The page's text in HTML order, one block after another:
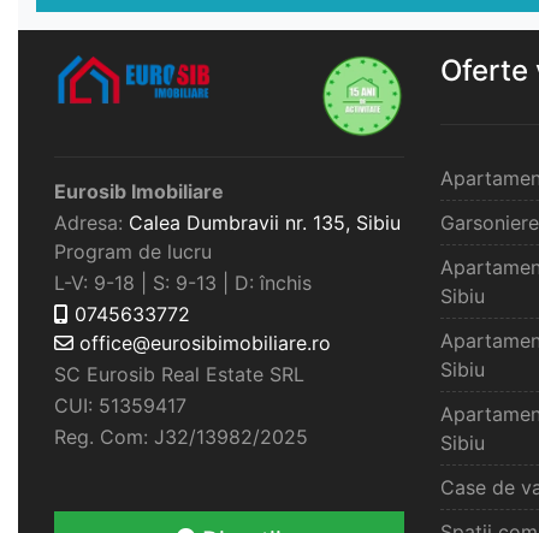
Eurosib Imobiliare
Adresa: Calea Dumbravii nr. 135, Sibiu
Program de lucru
L-V: 9-18 | S: 9-13 | D: închis
0745633772
office@eurosibimobiliare.ro
SC Eurosib Real Estate SRL
CUI: 51359417
Reg. Com: J32/13982/2025
Oferte
Sibiu
Sibiu
Sibiu
Case de